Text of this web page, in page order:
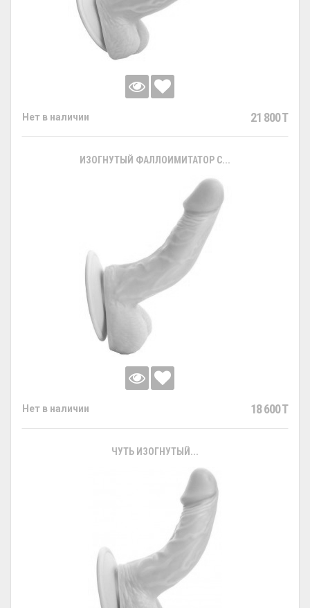
Нет в наличии 21 800 T
ИЗОГНУТЫЙ ФАЛЛОИМИТАТОР С...
Нет в наличии 18 600 T
ЧУТЬ ИЗОГНУТЫЙ...